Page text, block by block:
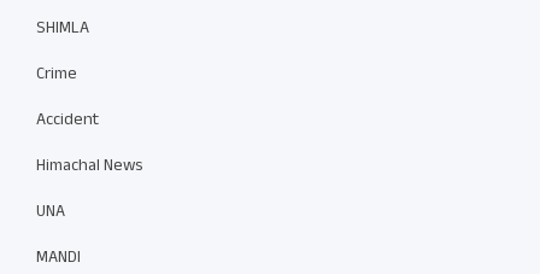
SHIMLA
Crime
Accident
Himachal News
UNA
MANDI